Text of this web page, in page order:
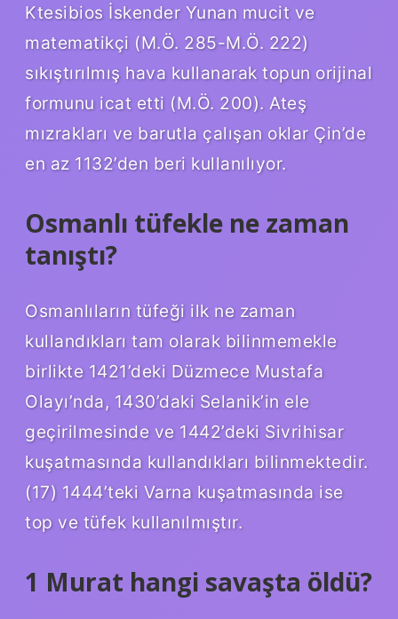
Ktesibios İskender Yunan mucit ve
matematikçi (M.Ö. 285-M.Ö. 222)
sıkıştırılmış hava kullanarak topun orijinal
formunu icat etti (M.Ö. 200). Ateş
mızrakları ve barutla çalışan oklar Çin’de
en az 1132’den beri kullanılıyor.
Osmanlı tüfekle ne zaman
tanıştı?
Osmanlıların tüfeği ilk ne zaman
kullandıkları tam olarak bilinmemekle
birlikte 1421’deki Düzmece Mustafa
Olayı’nda, 1430’daki Selanik’in ele
geçirilmesinde ve 1442’deki Sivrihisar
kuşatmasında kullandıkları bilinmektedir.
(17) 1444’teki Varna kuşatmasında ise
top ve tüfek kullanılmıştır.
1 Murat hangi savaşta öldü?